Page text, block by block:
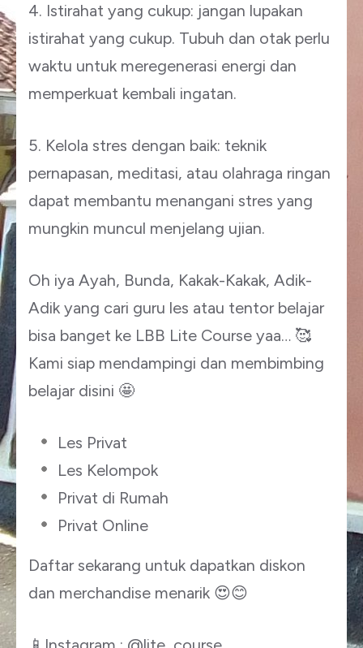
4. Istirahat yang cukup: jangan lupakan
istirahat yang cukup. Tubuh dan otak perlu
waktu untuk meregenerasi energi dan
memperkuat kembali ingatan.
5. Kelola stres dengan baik: teknik
pernapasan, meditasi, atau olahraga ringan
dapat membantu menangani stres yang
mungkin muncul menjelang ujian.
Oh iya Ayah, Bunda, Kakak-Kakak, Adik-
Adik yang cari guru les atau tentor belajar
bisa banget ke LBB Lite Course yaa… 🥰
Kami siap mendampingi dan membimbing
belajar disini 🤩
Les Privat
Les Kelompok
Privat di Rumah
Privat Online
Daftar sekarang untuk dapatkan diskon
dan merchandise menarik 😍😊